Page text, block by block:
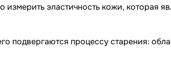
измерить эластичность кожи, которая
подвергаются процессу старения: